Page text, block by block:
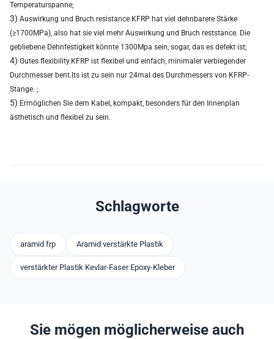
Temperaturspanne;
3) Auswirkung und Bruch resistance.KFRP hat viel dehnbarere Stärke
(≥1700MPa), also hat sie viel mehr Auswirkung und Bruch reststance. Die
gebliebene Dehnfestigkeit könnte 1300Mpa sein, sogar, das es defekt ist;
4) Gutes flexibility.KFRP ist flexibel und einfach, minimaler verbiegender
Durchmesser bent.lts ist zu sein nur 24mal des Durchmessers von KFRP-
Stange. ;
5) Ermöglichen Sie dem Kabel, kompakt, besonders für den Innenplan
ästhetisch und flexibel zu sein.
Schlagworte
aramid frp Aramid verstärkte Plastik
verstärkter Plastik Kevlar-Faser Epoxy-Kleber
Sie mögen möglicherweise auch